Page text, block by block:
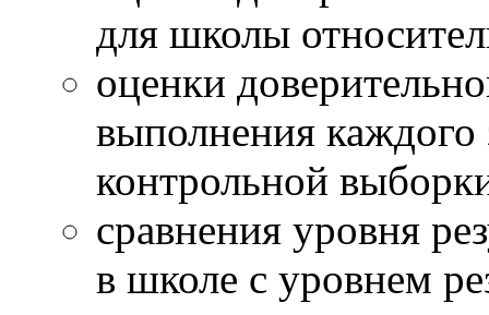
для школы
оценки
выполнения каждого
контрольной
сравнения уровня
в школе с уровнем